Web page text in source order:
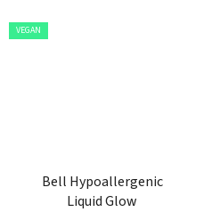
VEGAN
Bell Hypoallergenic
Liquid Glow